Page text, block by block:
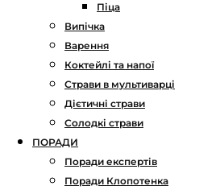
Піца
Випічка
Варення
Коктейлі та напої
Страви в мультиварці
Дієтичні страви
Солодкі страви
ПОРАДИ
Поради експертів
Поради Клопотенка